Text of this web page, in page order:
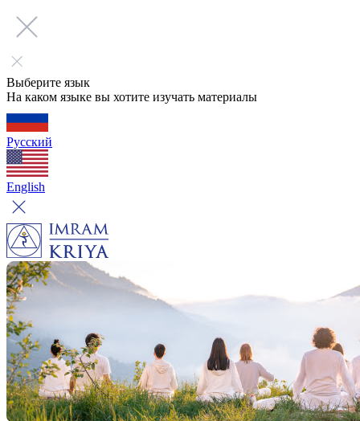
Выберите язык
На каком языке вы хотите изучать материалы
Русский
English